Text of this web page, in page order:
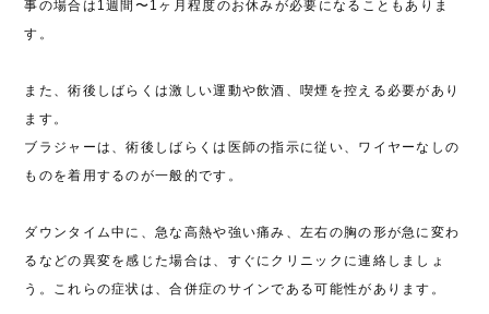
事の場合は1週間〜1ヶ月程度のお休みが必要になることもありま
す。
また、術後しばらくは激しい運動や飲酒、喫煙を控える必要があり
ます。
ブラジャーは、術後しばらくは医師の指示に従い、ワイヤーなしの
ものを着用するのが一般的です。
ダウンタイム中に、急な高熱や強い痛み、左右の胸の形が急に変わ
るなどの異変を感じた場合は、すぐにクリニックに連絡しましょ
う。これらの症状は、合併症のサインである可能性があります。